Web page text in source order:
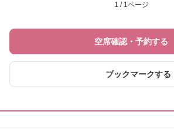
1 / 1ページ
空席確認・予約する
ブックマークする